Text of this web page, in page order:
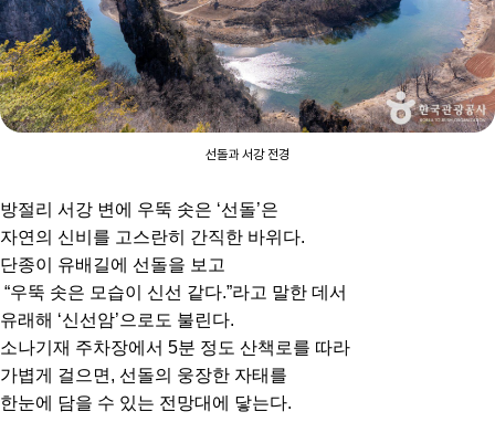
선돌과 서강 전경
방절리 서강 변에 우뚝 솟은 ‘선돌’은
자연의 신비를 고스란히 간직한 바위다.
단종이 유배길에 선돌을 보고
“우뚝 솟은 모습이 신선 같다.”라고 말한 데서
유래해 ‘신선암’으로도 불린다.
소나기재 주차장에서 5분 정도 산책로를 따라
가볍게 걸으면, 선돌의 웅장한 자태를
한눈에 담을 수 있는 전망대에 닿는다.